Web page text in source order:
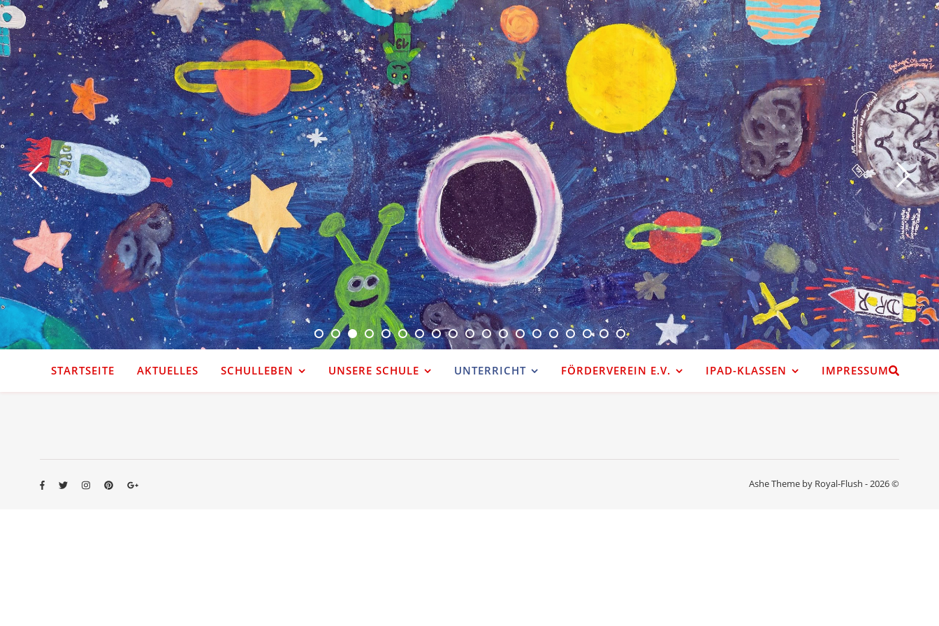
STARTSEITE AKTUELLES SCHULLEBEN UNSERE SCHULE UNTERRICHT FÖRDERVEREIN E.V. IPAD-KLASSEN IMPRESSUM
Ashe Theme by Royal-Flush - 2026 ©